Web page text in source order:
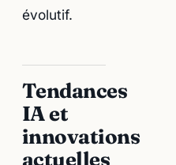
évolutif.
Tendances
IA et
innovations
actuelles